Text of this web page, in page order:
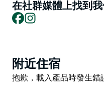
主菜：主菜包括：黑豆地
根廷青醬的牛腩。
飲食提示：部分菜色標有
選項 (GFO*)”或“素食
在社群媒體上找到我
Facebook
Product
List
附近住宿
Product
抱歉，載入產品時發生錯